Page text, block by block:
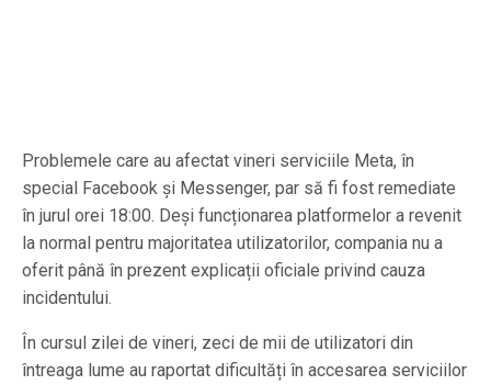
Problemele care au afectat vineri serviciile Meta, în
special Facebook și Messenger, par să fi fost remediate
în jurul orei 18:00. Deși funcționarea platformelor a revenit
la normal pentru majoritatea utilizatorilor, compania nu a
oferit până în prezent explicații oficiale privind cauza
incidentului.
În cursul zilei de vineri, zeci de mii de utilizatori din
întreaga lume au raportat dificultăți în accesarea serviciilor